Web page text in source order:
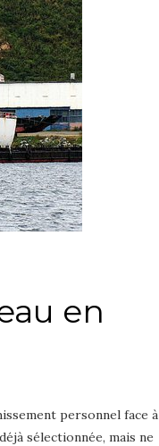
en
personnel face à
sélectionnée, mais ne